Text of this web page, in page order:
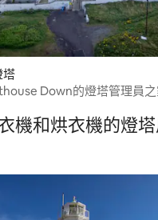
塔
Down的燈塔管理員之
機和烘衣機的燈